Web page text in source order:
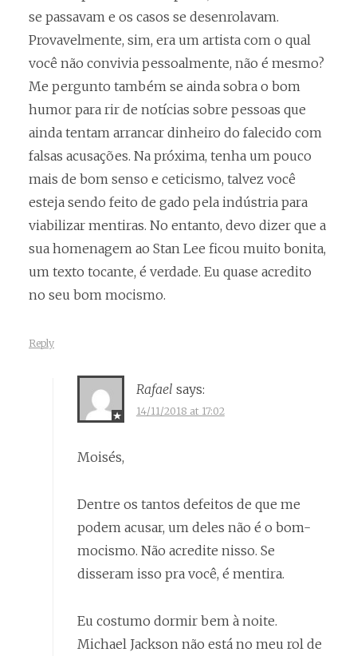
se passavam e os casos se desenrolavam.
Provavelmente, sim, era um artista com o qual
você não convivia pessoalmente, não é mesmo?
Me pergunto também se ainda sobra o bom
humor para rir de notícias sobre pessoas que
ainda tentam arrancar dinheiro do falecido com
falsas acusações. Na próxima, tenha um pouco
mais de bom senso e ceticismo, talvez você
esteja sendo feito de gado pela indústria para
viabilizar mentiras. No entanto, devo dizer que a
sua homenagem ao Stan Lee ficou muito bonita,
um texto tocante, é verdade. Eu quase acredito
no seu bom mocismo.
Reply
Rafael says:
14/11/2018 at 17:02
Moisés,
Dentre os tantos defeitos de que me
podem acusar, um deles não é o bom-
mocismo. Não acredite nisso. Se
disseram isso pra você, é mentira.
Eu costumo dormir bem à noite.
Michael Jackson não está no meu rol de